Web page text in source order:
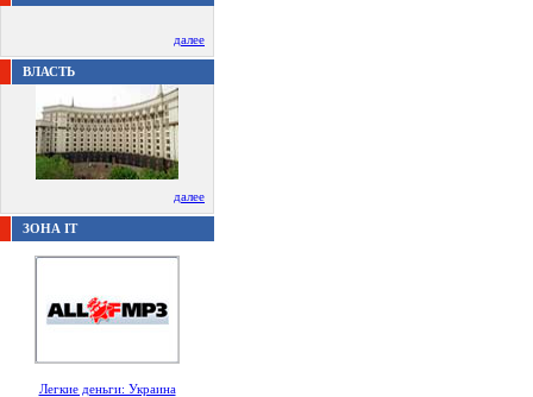
далее
ВЛАСТЬ
далее
ЗОНА IT
Легкие деньги: Украина